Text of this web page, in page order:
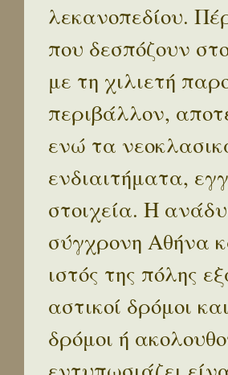
λεκανοπεδίου.
που δεσπόζουν
με τη χιλιετή
περιβάλλον,
ενώ τα
ενδιαιτήματα,
στοιχεία. Η
σύγχρονη Αθήνα
ιστός της πόλης
αστικοί δρόμοι
δρόμοι ή